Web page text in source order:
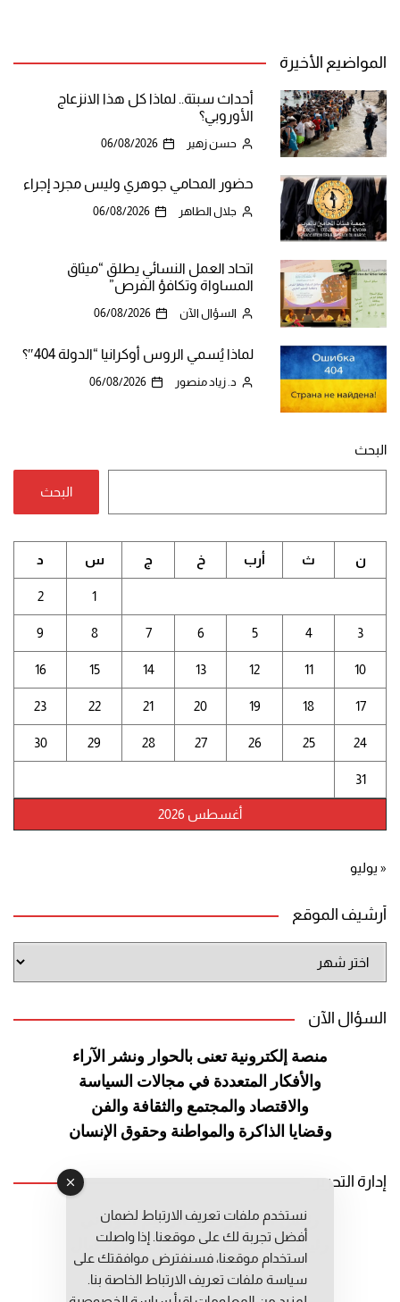
المواضيع الأخيرة
أحداث سبتة.. لماذا كل هذا الانزعاج
الأوروبي؟
حسن زهير 06/08/2026
حضور المحامي جوهري وليس مجرد إجراء
جلال الطاهر 06/08/2026
اتحاد العمل النسائي يطلق “ميثاق
المساواة وتكافؤ الفرص”
السؤال الآن 06/08/2026
لماذا يُسمي الروس أوكرانيا “الدولة 404″؟
د. زياد منصور 06/08/2026
البحث
البحث
أغسطس 2026
ن ث أرب خ ج س د
1
2
3
4
5
6
7
8
9
10
11
12
13
14
15
16
17
18
19
20
21
22
23
24
25
26
27
28
29
30
31
« يوليو
أرشيف الموقع
الموقع
السؤال الآن
منصة إلكترونية تعنى بالحوار ونشر الآراء
والأفكار المتعددة في مجالات السياسة
والاقتصاد والمجتمع والثقافة والفن
وقضايا الذاكرة والمواطنة وحقوق الإنسان
إدارة التحرير
رئيس التحرير: عبد الرحيم التوراني
رئيس التحرير المساعد: المعطي قبال
مديرة التحرير: فاطمة حوحو
نستخدم ملفات تعريف الارتباط لضمان
أفضل تجربة لك على موقعنا. إذا واصلت
استخدام موقعنا، فسنفترض موافقتك على
سياسة ملفات تعريف الارتباط الخاصة بنا.